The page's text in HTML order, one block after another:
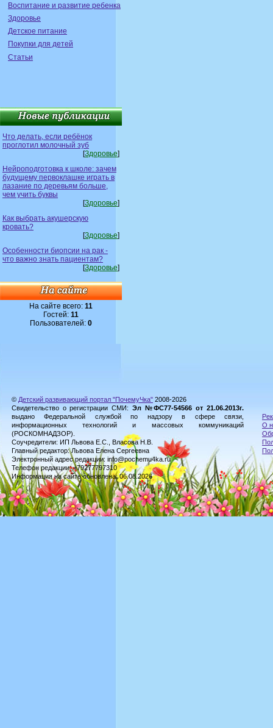
Воспитание и развитие ребенка
Здоровье
Детское питание
Покупки для детей
Статьи
Что делать, если ребёнок
проглотил молочный зуб
[Здоровье]
Нейроподготовка к школе: зачем
будущему первоклашке играть в
лазание по деревьям больше,
чем учить буквы
[Здоровье]
Как выбрать акушерскую
кровать?
[Здоровье]
Особенности биопсии на рак -
что важно знать пациентам?
[Здоровье]
На сайте всего: 11
Гостей: 11
Пользователей: 0
© Детский развивающий портал "ПочемуЧка" 2008-2026
Свидетельство о регистрации СМИ: Эл №ФС77-54566 от 21.06.2013г.
выдано Федеральной службой по надзору в сфере связи,
информационных технологий и массовых коммуникаций
(РОСКОМНАДЗОР).
Соучредители: ИП Львова Е.С., Власова Н.В.
Главный редактор: Львова Елена Сергеевна
Электронный адрес редакции: info@pochemu4ka.ru
Телефон редакции: +79277797310
Информация на сайте обновлена: 06.08.2026
О